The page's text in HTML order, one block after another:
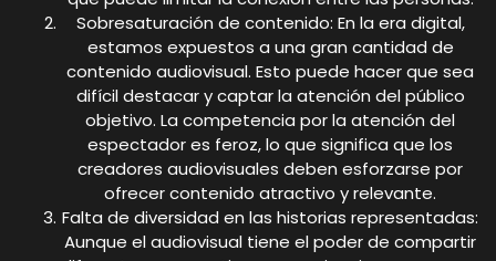
Sobresaturación de contenido: En la era digital,
estamos expuestos a una gran cantidad de
contenido audiovisual. Esto puede hacer que sea
difícil destacar y captar la atención del público
objetivo. La competencia por la atención del
espectador es feroz, lo que significa que los
creadores audiovisuales deben esforzarse por
ofrecer contenido atractivo y relevante.
Falta de diversidad en las historias representadas:
Aunque el audiovisual tiene el poder de compartir